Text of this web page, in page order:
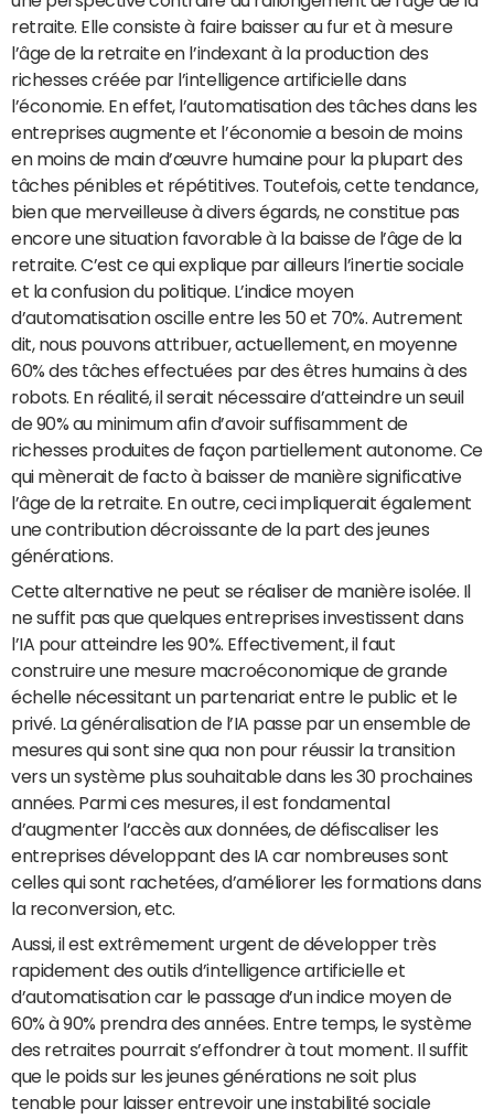
retraite. Elle consiste à faire baisser au fur et à mesure
l’âge de la retraite en l’indexant à la production des
richesses créée par l’intelligence artificielle dans
l’économie. En effet, l’automatisation des tâches dans les
entreprises augmente et l’économie a besoin de moins
en moins de main d’œuvre humaine pour la plupart des
tâches pénibles et répétitives. Toutefois, cette tendance,
bien que merveilleuse à divers égards, ne constitue pas
encore une situation favorable à la baisse de l’âge de la
retraite. C’est ce qui explique par ailleurs l’inertie sociale
et la confusion du politique. L’indice moyen
d’automatisation oscille entre les 50 et 70%. Autrement
dit, nous pouvons attribuer, actuellement, en moyenne
60% des tâches effectuées par des êtres humains à des
robots. En réalité, il serait nécessaire d’atteindre un seuil
de 90% au minimum afin d’avoir suffisamment de
richesses produites de façon partiellement autonome. Ce
qui mènerait de facto à baisser de manière significative
l’âge de la retraite. En outre, ceci impliquerait également
une contribution décroissante de la part des jeunes
générations.
Cette alternative ne peut se réaliser de manière isolée. Il
ne suffit pas que quelques entreprises investissent dans
l’IA pour atteindre les 90%. Effectivement, il faut
construire une mesure macroéconomique de grande
échelle nécessitant un partenariat entre le public et le
privé. La généralisation de l’IA passe par un ensemble de
mesures qui sont sine qua non pour réussir la transition
vers un système plus souhaitable dans les 30 prochaines
années. Parmi ces mesures, il est fondamental
d’augmenter l’accès aux données, de défiscaliser les
entreprises développant des IA car nombreuses sont
celles qui sont rachetées, d’améliorer les formations dans
la reconversion, etc.
Aussi, il est extrêmement urgent de développer très
rapidement des outils d’intelligence artificielle et
d’automatisation car le passage d’un indice moyen de
60% à 90% prendra des années. Entre temps, le système
des retraites pourrait s’effondrer à tout moment. Il suffit
que le poids sur les jeunes générations ne soit plus
tenable pour laisser entrevoir une instabilité sociale